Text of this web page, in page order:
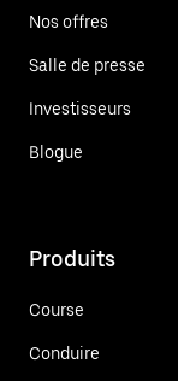
Nos offres
Salle de presse
Investisseurs
Blogue
Produits
Course
Conduire